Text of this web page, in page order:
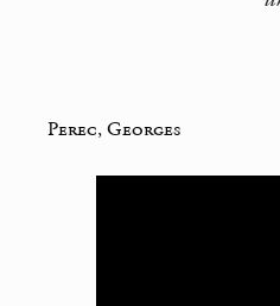
Perec, Georges